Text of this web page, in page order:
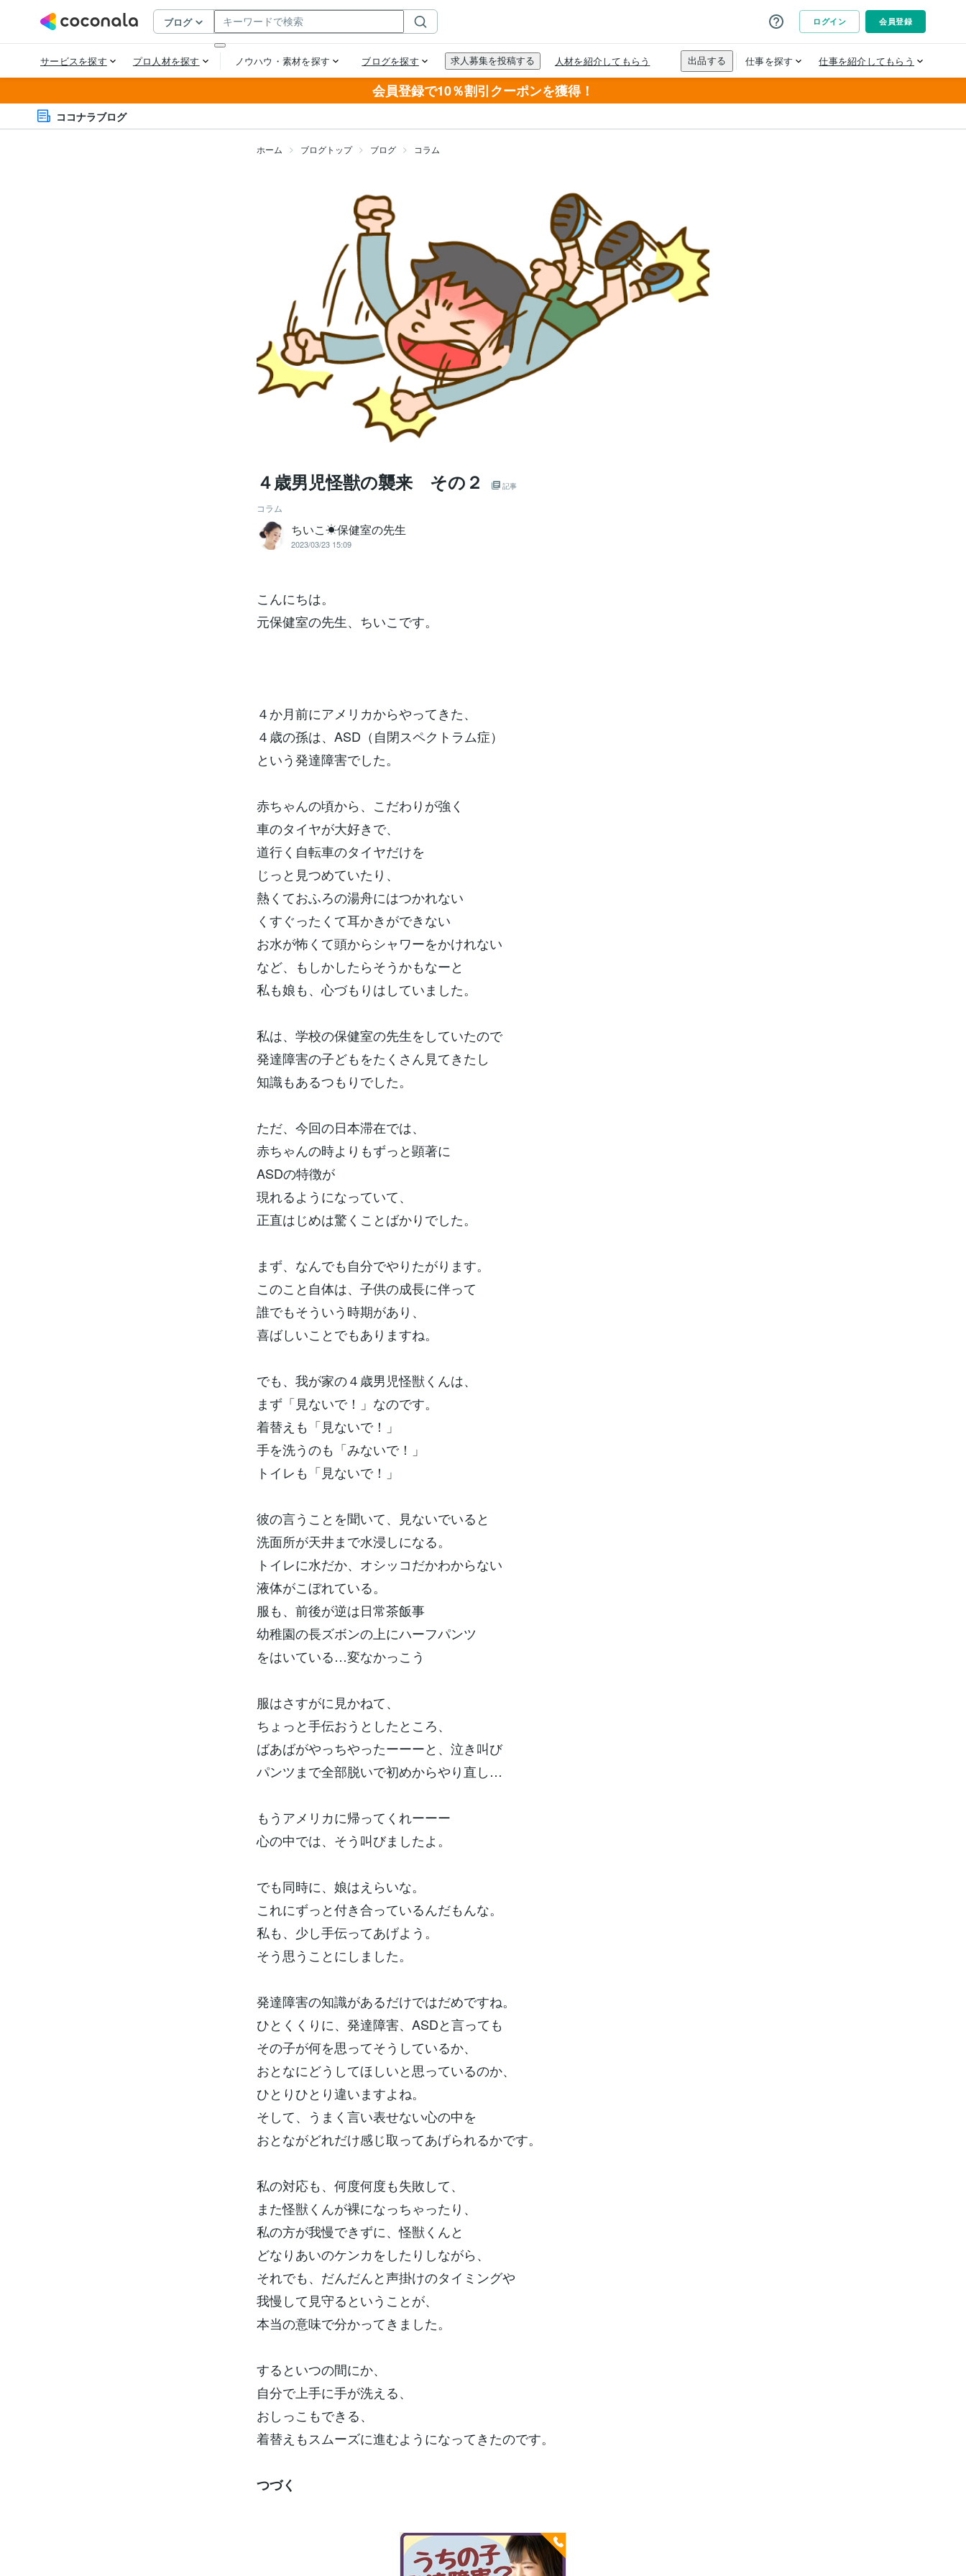
会員登録で10％割引クーポンを獲得！
ココナラブログ
ホーム ブログトップ ブログ コラム
４歳男児怪獣の襲来 その２ 記事
コラム
ちいこ☀保健室の先生
2023/03/23 15:09
こんにちは。
元保健室の先生、ちいこです。
４か月前にアメリカからやってきた、
４歳の孫は、ASD（自閉スペクトラム症）
という発達障害でした。
赤ちゃんの頃から、こだわりが強く
車のタイヤが大好きで、
道行く自転車のタイヤだけを
じっと見つめていたり、
熱くておふろの湯舟にはつかれない
くすぐったくて耳かきができない
お水が怖くて頭からシャワーをかけれない
など、もしかしたらそうかもなーと
私も娘も、心づもりはしていました。
私は、学校の保健室の先生をしていたので
発達障害の子どもをたくさん見てきたし
知識もあるつもりでした。
ただ、今回の日本滞在では、
赤ちゃんの時よりもずっと顕著に
ASDの特徴が
現れるようになっていて、
正直はじめは驚くことばかりでした。
まず、なんでも自分でやりたがります。
このこと自体は、子供の成長に伴って
誰でもそういう時期があり、
喜ばしいことでもありますね。
でも、我が家の４歳男児怪獣くんは、
まず「見ないで！」なのです。
着替えも「見ないで！」
手を洗うのも「みないで！」
トイレも「見ないで！」
彼の言うことを聞いて、見ないでいると
洗面所が天井まで水浸しになる。
トイレに水だか、オシッコだかわからない
液体がこぼれている。
服も、前後が逆は日常茶飯事
幼稚園の長ズボンの上にハーフパンツ
をはいている…変なかっこう
服はさすがに見かねて、
ちょっと手伝おうとしたところ、
ばあばがやっちやったーーーと、泣き叫び
パンツまで全部脱いで初めからやり直し…
もうアメリカに帰ってくれーーー
心の中では、そう叫びましたよ。
でも同時に、娘はえらいな。
これにずっと付き合っているんだもんな。
私も、少し手伝ってあげよう。
そう思うことにしました。
発達障害の知識があるだけではだめですね。
ひとくくりに、発達障害、ASDと言っても
その子が何を思ってそうしているか、
おとなにどうしてほしいと思っているのか、
ひとりひとり違いますよね。
そして、うまく言い表せない心の中を
おとながどれだけ感じ取ってあげられるかです。
私の対応も、何度何度も失敗して、
また怪獣くんが裸になっちゃったり、
私の方が我慢できずに、怪獣くんと
どなりあいのケンカをしたりしながら、
それでも、だんだんと声掛けのタイミングや
我慢して見守るということが、
本当の意味で分かってきました。
するといつの間にか、
自分で上手に手が洗える、
おしっこもできる、
着替えもスムーズに進むようになってきたのです。
つづく